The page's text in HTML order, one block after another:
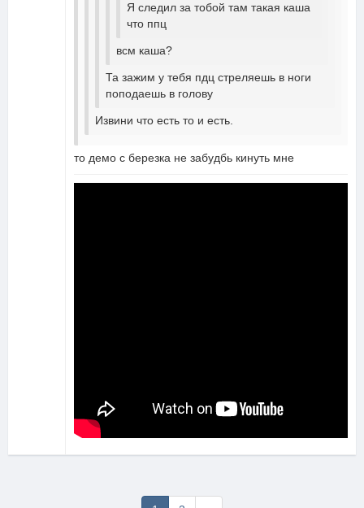
Я следил за тобой там такая каша
что ппц
всм каша?
Та зажим у тебя пдц стреляешь в ноги
поподаешь в голову
Извини что есть то и есть.
то демо с березка не забудбь кинуть мне